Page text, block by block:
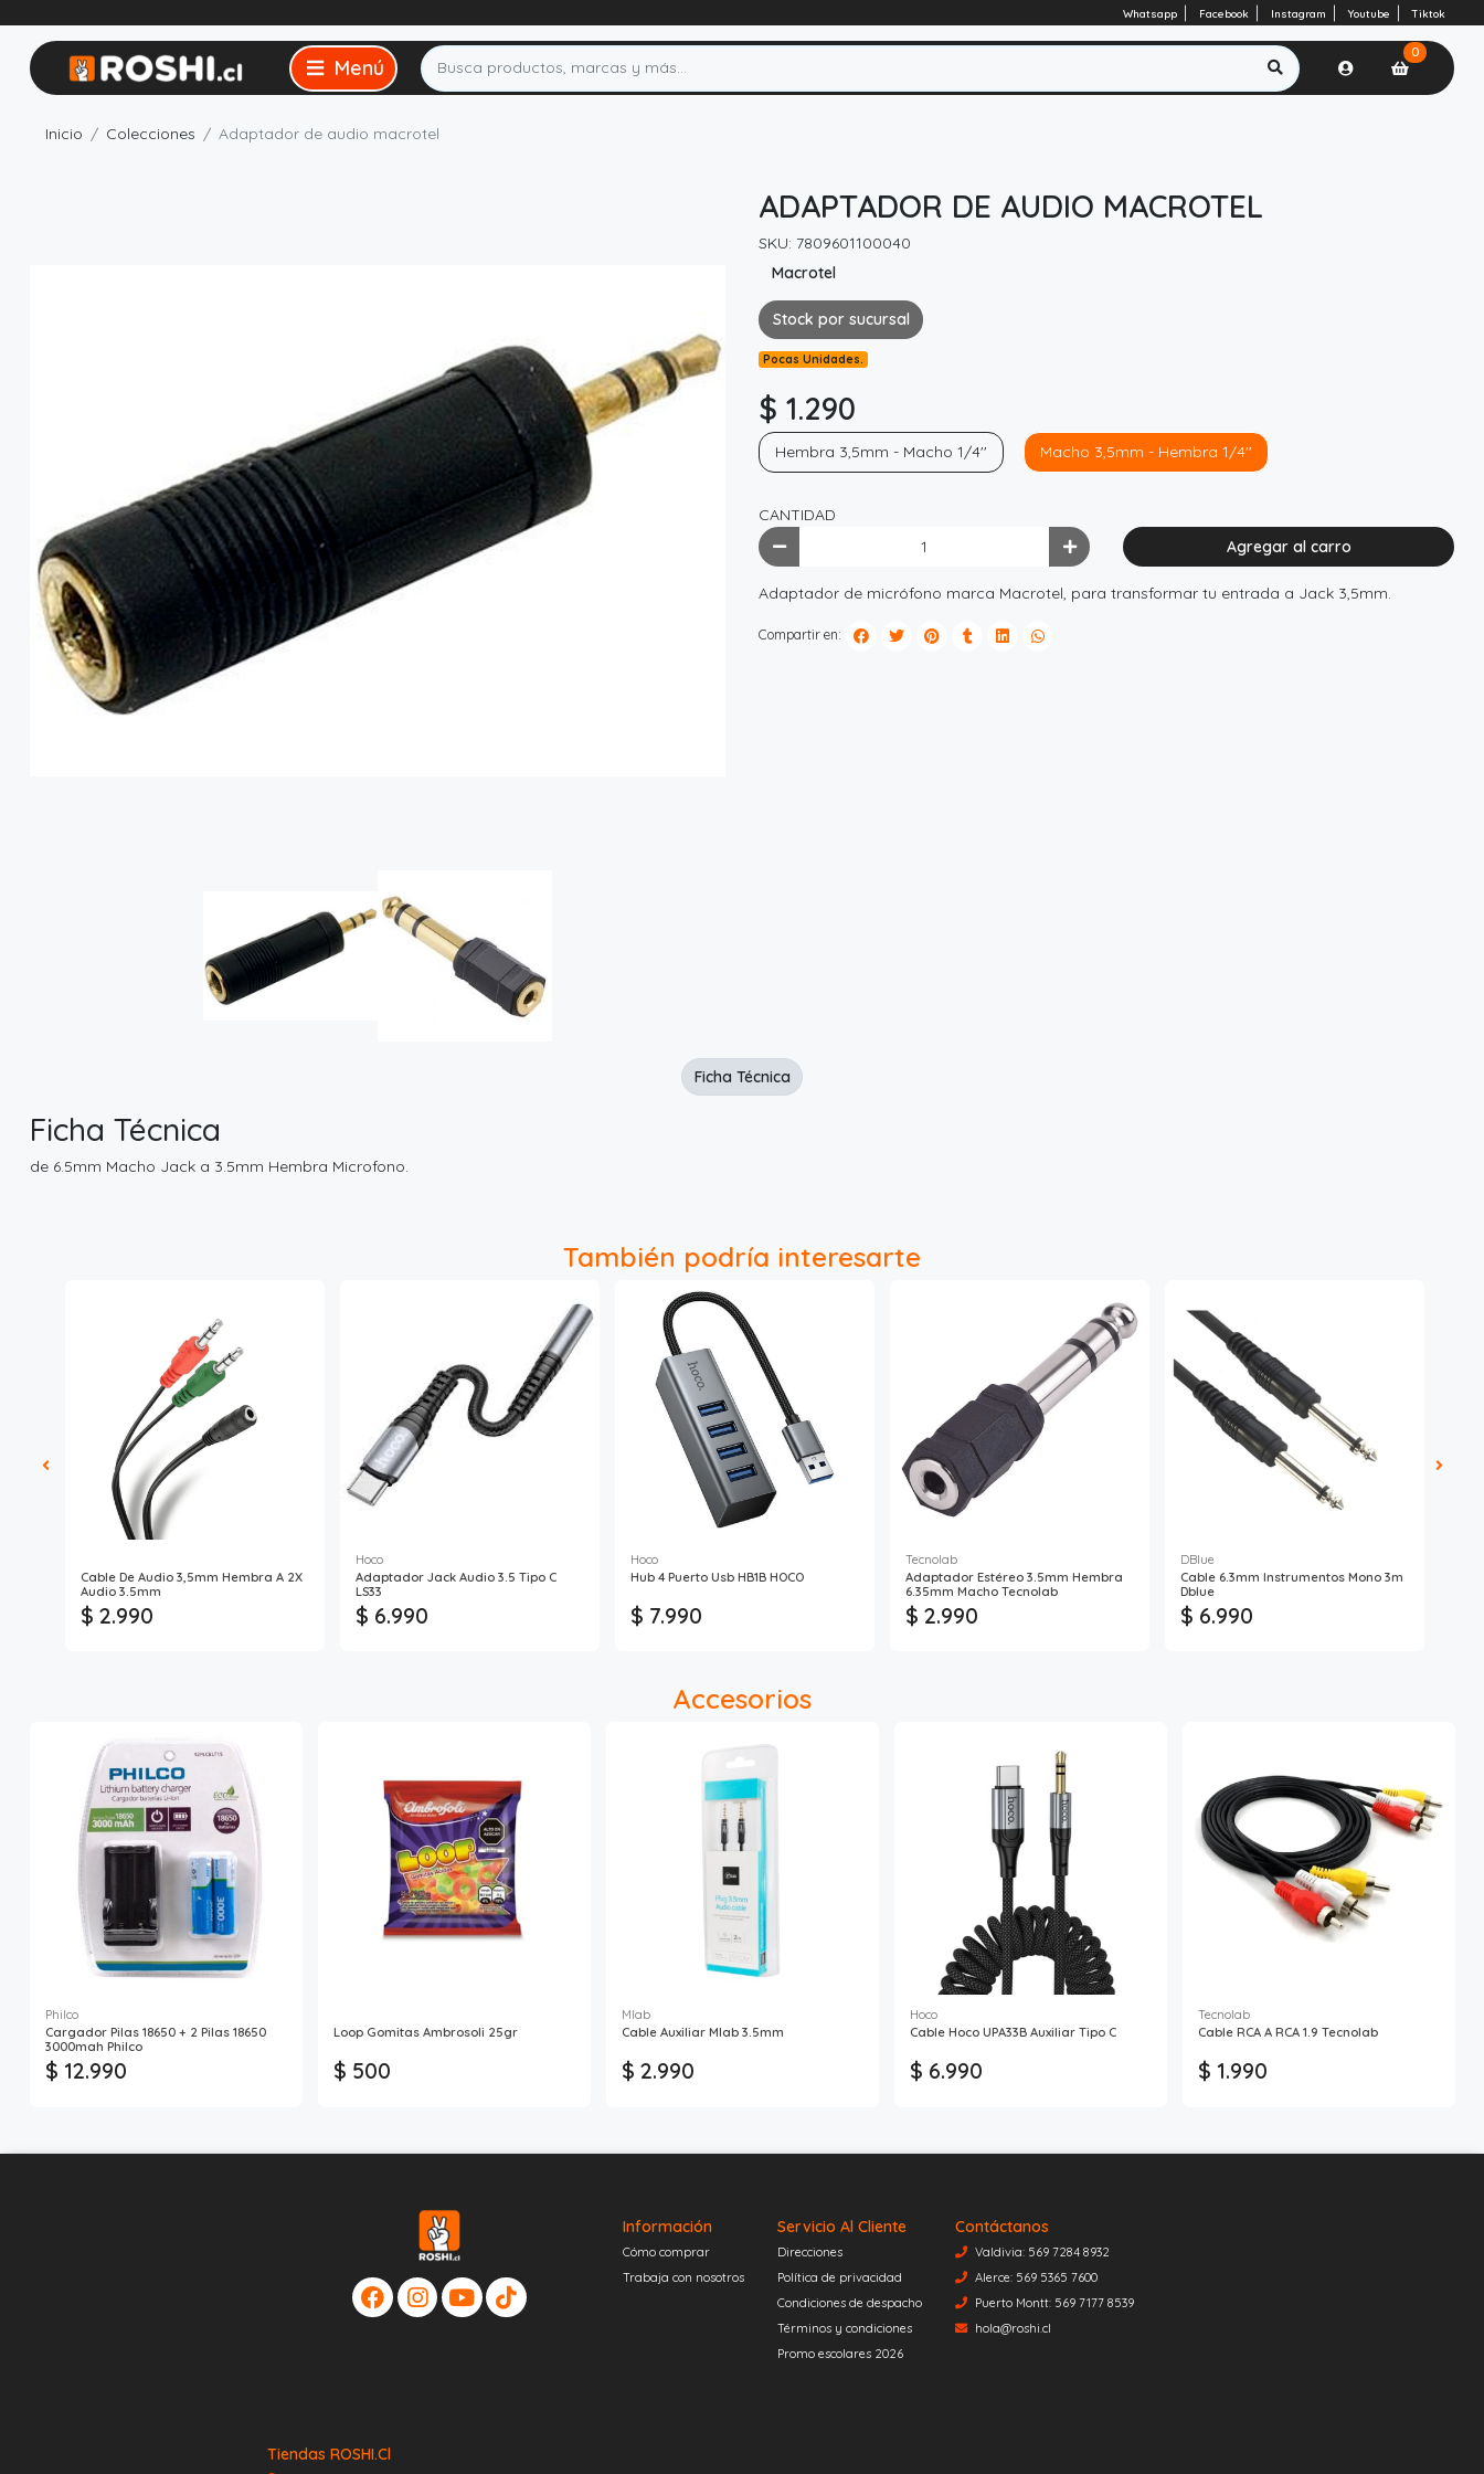
Whatsapp Facebook Instagram Youtube Tiktok
0
Inicio Colecciones Adaptador de audio macrotel
ADAPTADOR DE AUDIO MACROTEL
SKU: 7809601100040
Macrotel
Stock por sucursal
Pocas Unidades.
$ 1.290
Hembra 3,5mm - Macho 1/4'' Macho 3,5mm - Hembra 1/4''
CANTIDAD
Agregar al carro
Adaptador de micrófono marca Macrotel, para transformar tu entrada a Jack 3,5mm.
Compartir en:
Ficha Técnica
de 6.5mm Macho Jack a 3.5mm Hembra Microfono.
Ficha Técnica
También podría interesarte
Cable De Audio 3,5mm Hembra A 2X
Audio 3.5mm
$ 2.990
Hoco
Adaptador Jack Audio 3.5 Tipo C
LS33
$ 6.990
Hoco
Hub 4 Puerto Usb HB1B HOCO
$ 7.990
Tecnolab
Adaptador Estéreo 3.5mm Hembra
6.35mm Macho Tecnolab
$ 2.990
DBlue
Cable 6.3mm Instrumentos Mono 3m
Dblue
$ 6.990
Accesorios
Philco
Cargador Pilas 18650 + 2 Pilas 18650
3000mah Philco
$ 12.990
Loop Gomitas Ambrosoli 25gr
$ 500
Mlab
Cable Auxiliar Mlab 3.5mm
$ 2.990
Hoco
Cable Hoco UPA33B Auxiliar Tipo C
$ 6.990
Tecnolab
Cable RCA A RCA 1.9 Tecnolab
$ 1.990
Información
Cómo comprar
Trabaja con nosotros
Servicio Al Cliente
Direcciones
Política de privacidad
Condiciones de despacho
Términos y condiciones
Promo escolares 2026
Contáctanos
Valdivia: 569 7284 8932
Alerce: 569 5365 7600
Puerto Montt: 569 7177 8539
hola@roshi.cl
Tiendas ROSHI.cl